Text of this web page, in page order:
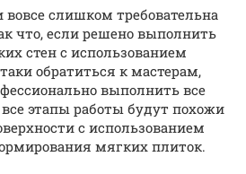
слишком требовательна
что, если решено выполнить
стен с использованием
обратиться к мастерам,
выполнить все
этапы работы будут похожи
с использованием
мягких плиток.